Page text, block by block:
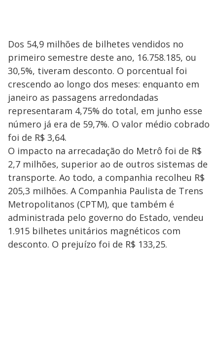
Dos 54,9 milhões de bilhetes vendidos no
primeiro semestre deste ano, 16.758.185, ou
30,5%, tiveram desconto. O porcentual foi
crescendo ao longo dos meses: enquanto em
janeiro as passagens arredondadas
representaram 4,75% do total, em junho esse
número já era de 59,7%. O valor médio cobrado
foi de R$ 3,64.
O impacto na arrecadação do Metrô foi de R$
2,7 milhões, superior ao de outros sistemas de
transporte. Ao todo, a companhia recolheu R$
205,3 milhões. A Companhia Paulista de Trens
Metropolitanos (CPTM), que também é
administrada pelo governo do Estado, vendeu
1.915 bilhetes unitários magnéticos com
desconto. O prejuízo foi de R$ 133,25.